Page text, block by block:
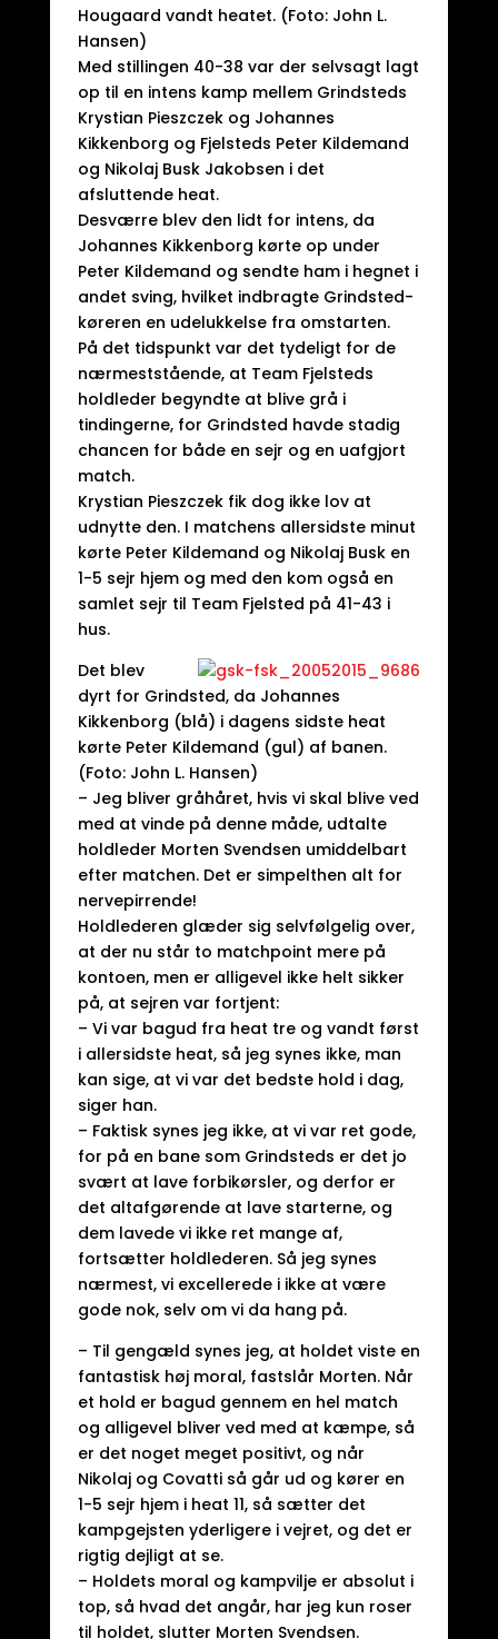
Hougaard vandt heatet. (Foto: John L.
Hansen)
Med stillingen 40-38 var der selvsagt lagt
op til en intens kamp mellem Grindsteds
Krystian Pieszczek og Johannes
Kikkenborg og Fjelsteds Peter Kildemand
og Nikolaj Busk Jakobsen i det
afsluttende heat.
Desværre blev den lidt for intens, da
Johannes Kikkenborg kørte op under
Peter Kildemand og sendte ham i hegnet i
andet sving, hvilket indbragte Grindsted-
køreren en udelukkelse fra omstarten.
På det tidspunkt var det tydeligt for de
nærmeststående, at Team Fjelsteds
holdleder begyndte at blive grå i
tindingerne, for Grindsted havde stadig
chancen for både en sejr og en uafgjort
match.
Krystian Pieszczek fik dog ikke lov at
udnytte den. I matchens allersidste minut
kørte Peter Kildemand og Nikolaj Busk en
1-5 sejr hjem og med den kom også en
samlet sejr til Team Fjelsted på 41-43 i
hus.
Det blev
dyrt for Grindsted, da Johannes
Kikkenborg (blå) i dagens sidste heat
kørte Peter Kildemand (gul) af banen.
(Foto: John L. Hansen)
– Jeg bliver gråhåret, hvis vi skal blive ved
med at vinde på denne måde, udtalte
holdleder Morten Svendsen umiddelbart
efter matchen. Det er simpelthen alt for
nervepirrende!
Holdlederen glæder sig selvfølgelig over,
at der nu står to matchpoint mere på
kontoen, men er alligevel ikke helt sikker
på, at sejren var fortjent:
– Vi var bagud fra heat tre og vandt først
i allersidste heat, så jeg synes ikke, man
kan sige, at vi var det bedste hold i dag,
siger han.
– Faktisk synes jeg ikke, at vi var ret gode,
for på en bane som Grindsteds er det jo
svært at lave forbikørsler, og derfor er
det altafgørende at lave starterne, og
dem lavede vi ikke ret mange af,
fortsætter holdlederen. Så jeg synes
nærmest, vi excellerede i ikke at være
gode nok, selv om vi da hang på.
– Til gengæld synes jeg, at holdet viste en
fantastisk høj moral, fastslår Morten. Når
et hold er bagud gennem en hel match
og alligevel bliver ved med at kæmpe, så
er det noget meget positivt, og når
Nikolaj og Covatti så går ud og kører en
1-5 sejr hjem i heat 11, så sætter det
kampgejsten yderligere i vejret, og det er
rigtig dejligt at se.
– Holdets moral og kampvilje er absolut i
top, så hvad det angår, har jeg kun roser
til holdet, slutter Morten Svendsen.